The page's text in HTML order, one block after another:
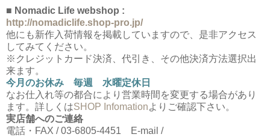
■ Nomadic Life webshop :
http://nomadiclife.shop-pro.jp/
他にも新作入荷情報を掲載していますので、是非アクセス
してみてください。
※クレジットカード決済、代引き、その他決済方法選択出
来ます。
今月のお休み 毎週 水曜定休日
なお仕入れ等の都合により営業時間を変更する場合があり
ます。詳しくはSHOP Infomationよりご確認下さい。
実店舗へのご連絡
電話・FAX / 03-6805-4451 E-mail /